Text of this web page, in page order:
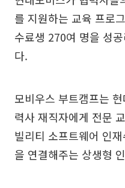
를 지원하는 교육 프로
수료생 270여 명을 성
다.
모비우스 부트캠프는
력사 재직자에게 전문
빌리티 소프트웨어 인
을 연결해주는 상생형